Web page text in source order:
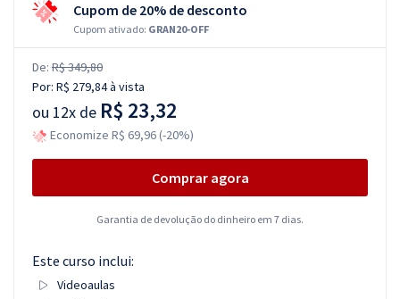
Cupom de 20% de desconto
Cupom ativado: GRAN20-OFF
De: R$ 349,80
Por: R$ 279,84à vista
ou 12x de R$ 23,32
Economize R$ 69,96 (-20%)
Comprar agora
Garantia de devolução do dinheiro em 7 dias.
Este curso inclui:
Videoaulas